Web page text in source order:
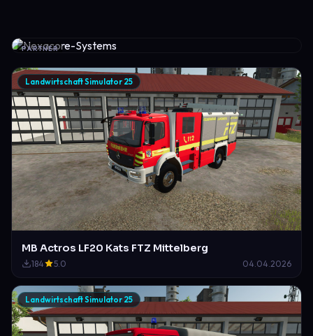
PARTNER
Landwirtschaft Simulator 25
MB Actros LF20 Kats FTZ Mittelberg
184 5.0 04.04.2026
Landwirtschaft Simulator 25